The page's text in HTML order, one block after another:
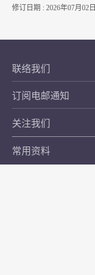
修订日期 : 2026年07月02日
联络我们
订阅电邮通知
关注我们
常用资料